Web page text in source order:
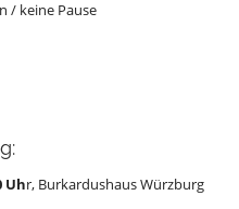
/ keine Pause
Uhr, Burkardushaus Würzburg